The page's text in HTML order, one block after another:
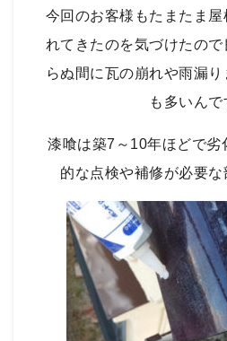
今回のお客様もたまたま
れてきたのを気づけたの
らぬ間に瓦の崩れや雨漏
も多いんで
漆喰は築7～10年ほどで劣
的な点検や補修が必要な